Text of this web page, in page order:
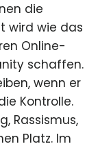
die
wird wie das
Online-
schaffen.
wenn er
Kontrolle.
Rassismus,
Platz. Im